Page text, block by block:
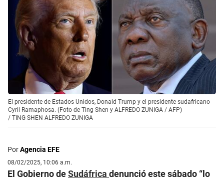
El presidente de Estados Unidos, Donald Trump y el presidente sudafricano
Cyril Ramaphosa. (Foto de Ting Shen y ALFREDO ZUNIGA / AFP)
/ TING SHEN ALFREDO ZUNIGA
PorAgencia EFE
08/02/2025, 10:06 a.m.
El Gobierno deSudáfrica denunció este sábado “lo